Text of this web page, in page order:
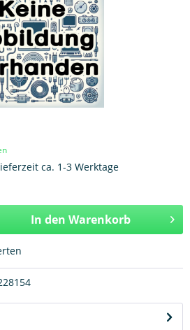
ca. 1-3 Werktage
In den Warenkorb